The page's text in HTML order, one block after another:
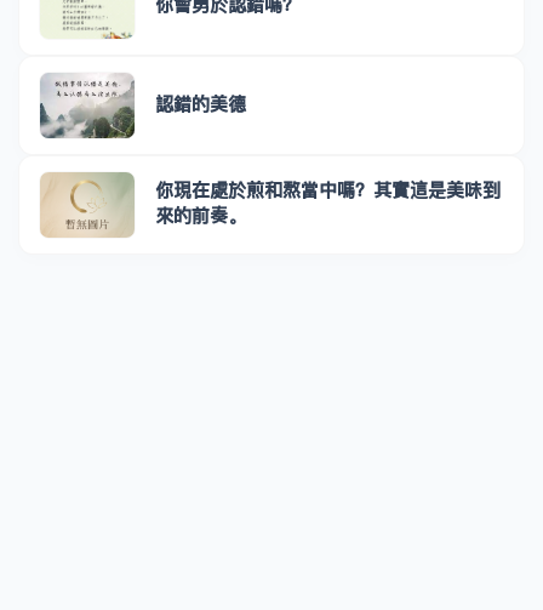
認錯的美德
你現在處於煎和熬當中嗎？其實這是美味到
來的前奏。